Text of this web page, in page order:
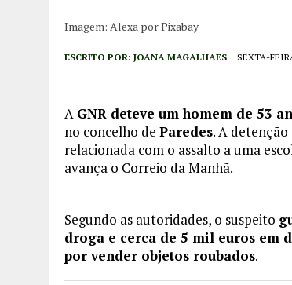
Imagem: Alexa por Pixabay
ESCRITO POR: JOANA MAGALHÃES SEXTA-
A GNR deteve um homem de 53
no concelho de Paredes. A
relacionada com o assalto a uma
avança o Correio da Manhã.
Segundo as autoridades, o suspeito
droga e cerca de 5 mil euros em
por vender objetos roubados.